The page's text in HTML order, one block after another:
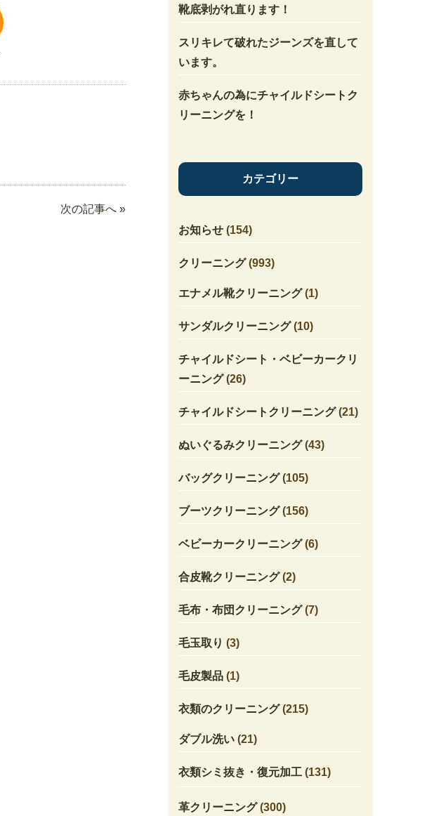
靴底剥がれ直ります！
スリキレて破れたジーンズを直して
います。
赤ちゃんの為にチャイルドシートク
リーニングを！
カテゴリー
お知らせ(154)
クリーニング(993)
エナメル靴クリーニング(1)
サンダルクリーニング(10)
チャイルドシート・ベビーカークリ
ーニング(26)
チャイルドシートクリーニング(21)
ぬいぐるみクリーニング(43)
バッグクリーニング(105)
ブーツクリーニング(156)
ベビーカークリーニング(6)
合皮靴クリーニング(2)
毛布・布団クリーニング(7)
毛玉取り (3)
毛皮製品(1)
衣類のクリーニング(215)
ダブル洗い(21)
衣類シミ抜き・復元加工(131)
革クリーニング(300)
次の記事へ »